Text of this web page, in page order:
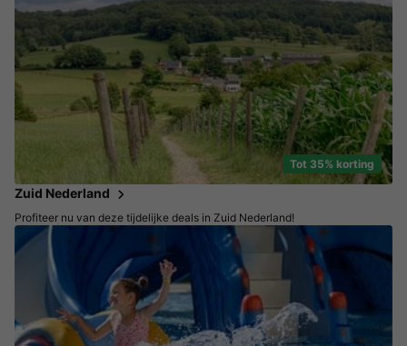
Tot 35% korting
Zuid Nederland
Profiteer nu van deze tijdelijke deals in Zuid Nederland!